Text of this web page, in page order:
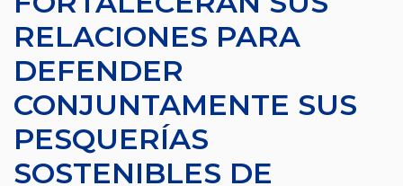
RELACIONES PARA
DEFENDER
CONJUNTAMENTE SUS
PESQUERÍAS
SOSTENIBLES DE